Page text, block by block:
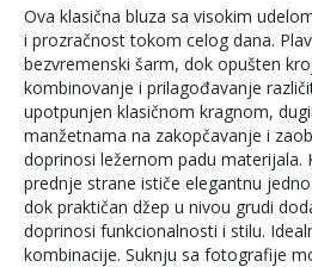
Ova klasična bluza sa visokim
i prozračnost tokom celog dana.
bezvremenski šarm, dok opušten
kombinovanje i prilagođavanje
upotpunjen klasičnom kragnom,
manžetnama na zakopčavanje i
doprinosi ležernom padu materijala.
prednje strane ističe elegantnu
dok praktičan džep u nivou grudi
doprinosi funkcionalnosti i stilu.
kombinacije. Suknju sa fotografije